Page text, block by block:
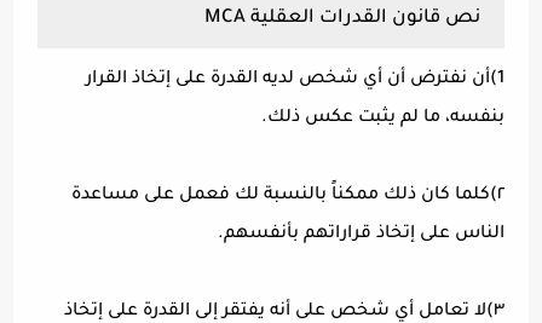
نص قانون القدرات العقلية MCA
1)أن نفترض أن أي شخص لديه القدرة على إتخاذ القرار
بنفسه، ما لم يثبت عكس ذلك.
٢)كلما كان ذلك ممكناً بالنسبة لك فعمل على مساعدة
الناس على إتخاذ قراراتهم بأنفسهم.
٣)لا تعامل أي شخص على أنه يفتقر إلى القدرة على إتخاذ